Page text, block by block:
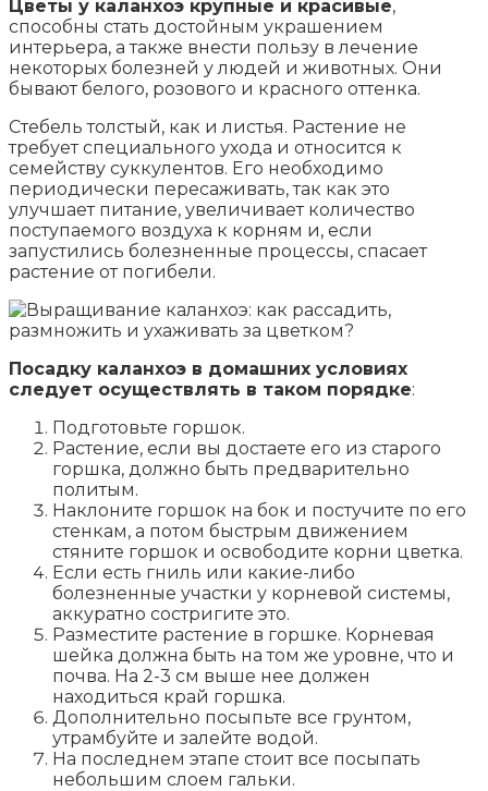
Цветы у каланхоэ крупные и красивые,
способны стать достойным украшением
интерьера, а также внести пользу в лечение
некоторых болезней у людей и животных. Они
бывают белого, розового и красного оттенка.
Стебель толстый, как и листья. Растение не
требует специального ухода и относится к
семейству суккулентов. Его необходимо
периодически пересаживать, так как это
улучшает питание, увеличивает количество
поступаемого воздуха к корням и, если
запустились болезненные процессы, спасает
растение от погибели.
Посадку каланхоэ в домашних условиях
следует осуществлять в таком порядке:
Подготовьте горшок.
Растение, если вы достаете его из старого
горшка, должно быть предварительно
политым.
Наклоните горшок на бок и постучите по его
стенкам, а потом быстрым движением
стяните горшок и освободите корни цветка.
Если есть гниль или какие-либо
болезненные участки у корневой системы,
аккуратно состригите это.
Разместите растение в горшке. Корневая
шейка должна быть на том же уровне, что и
почва. На 2-3 см выше нее должен
находиться край горшка.
Дополнительно посыпьте все грунтом,
утрамбуйте и залейте водой.
На последнем этапе стоит все посыпать
небольшим слоем гальки.